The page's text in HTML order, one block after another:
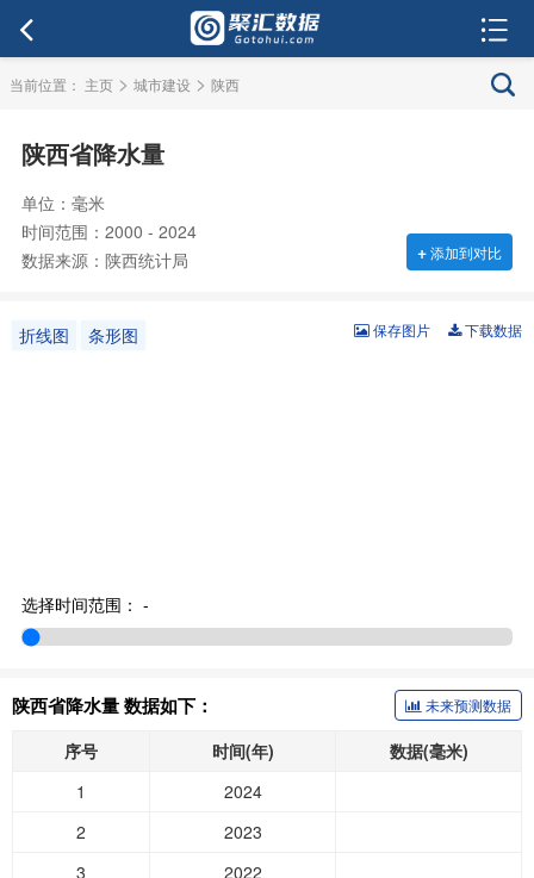
当前位置： 主页 > 城市建设 > 陕西
陕西省降水量
单位：毫米
时间范围：2000 - 2024
数据来源：陕西统计局
+添加到对比
折线图 条形图 下载数据
保存图片
选择时间范围： -
陕西省降水量 数据如下： 未来预测数据
序号 时间(年)
数据(毫米)
1
2024
2
2023
3
2022